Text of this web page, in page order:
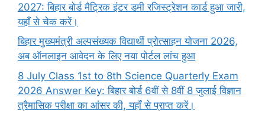
2027: बिहार बोर्ड मैट्रिक इंटर डमी रजिस्ट्रेशन कार्ड हुआ जारी,
यहाँ से चेक करें।
बिहार मुख्यमंत्री अल्पसंख्यक विद्यार्थी प्रोत्साहन योजना 2026,
अब ऑनलाइन आवेदन के लिए नया पोर्टल लांच हुआ
8 July Class 1st to 8th Science Quarterly Exam
2026 Answer Key: बिहार बोर्ड 6वीं से 8वीं 8 जुलाई विज्ञान
त्रैमासिक परीक्षा का आंसर की, यहाँ से प्राप्त करें।